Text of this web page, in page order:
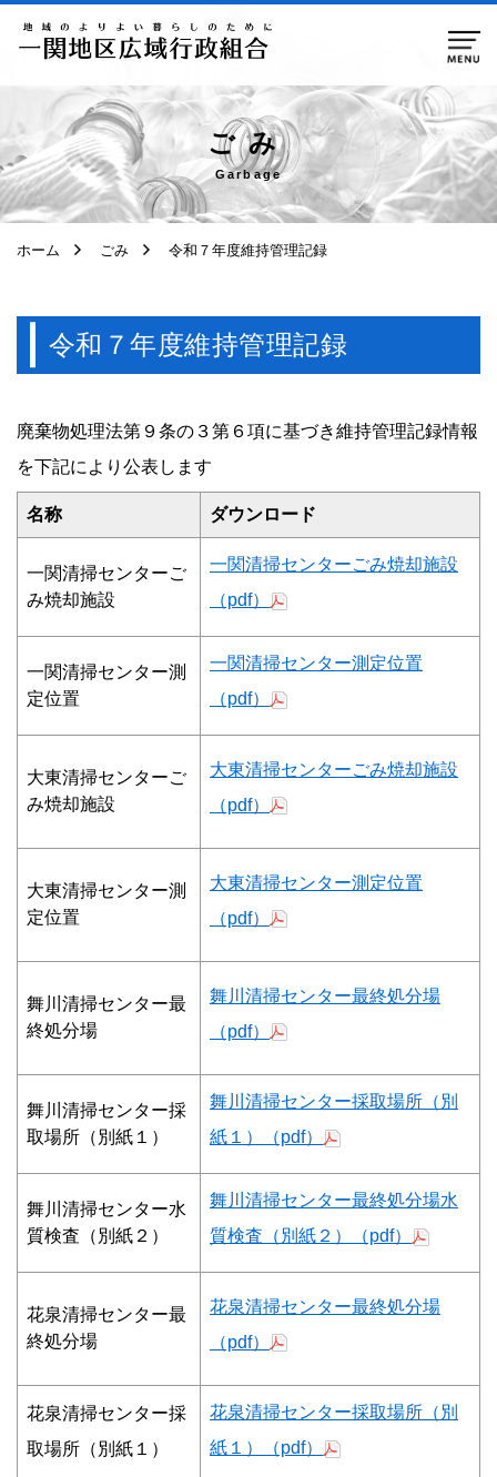
ページ本文へ移動
ごみ
Garbage
ホーム ごみ 令和７年度維持管理記録
令和７年度維持管理記録
廃棄物処理法第９条の３第６項に基づき維持管理記録情報
を下記により公表します
名称 ダウンロード
一関清掃センターご
み焼却施設
一関清掃センターごみ焼却施設
（pdf）
一関清掃センター測
定位置
一関清掃センター測定位置
（pdf）
大東清掃センターご
み焼却施設
大東清掃センターごみ焼却施設
（pdf）
大東清掃センター測
定位置
大東清掃センター測定位置
（pdf）
舞川清掃センター最
終処分場
舞川清掃センター最終処分場
（pdf）
舞川清掃センター採
取場所（別紙１）
舞川清掃センター採取場所（別
紙１）（pdf）
舞川清掃センター水
質検査（別紙２）
舞川清掃センター最終処分場水
質検査（別紙２）（pdf）
花泉清掃センター最
終処分場
花泉清掃センター最終処分場
（pdf）
花泉清掃センター採
取場所（別紙１）
花泉清掃センター採取場所（別
紙１）（pdf）